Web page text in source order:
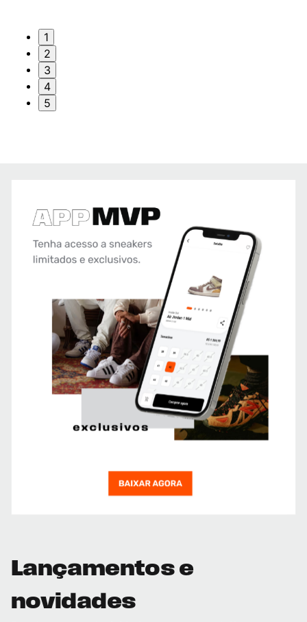
1
2
3
4
5
Lançamentos e
novidades